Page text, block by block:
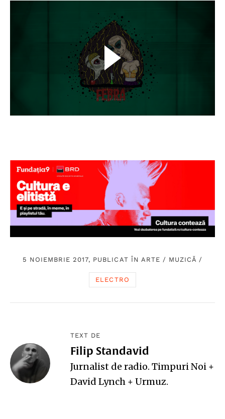
5 NOIEMBRIE 2017, PUBLICAT ÎN ARTE / MUZICĂ /
ELECTRO
TEXT DE
Filip Standavid
Jurnalist de radio. Timpuri Noi +
David Lynch + Urmuz.